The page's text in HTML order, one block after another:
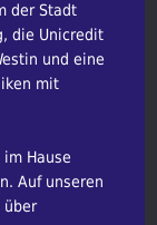
der Stadt
die Unicredit
und eine
mit
Hause
Auf unseren
über